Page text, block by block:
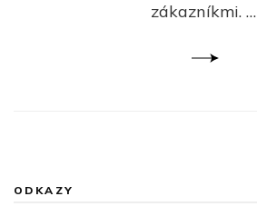
zákazníkmi. …
ODKAZY